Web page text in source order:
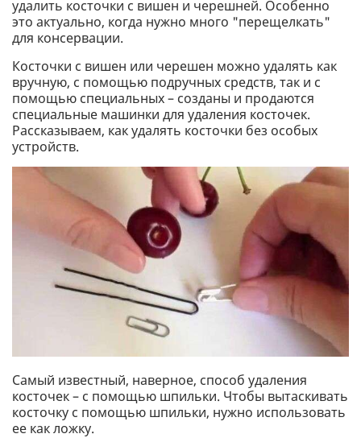
удалить косточки с вишен и черешней. Особенно
это актуально, когда нужно много "перещелкать"
для консервации.
Косточки с вишен или черешен можно удалять как
вручную, с помощью подручных средств, так и с
помощью специальных – созданы и продаются
специальные машинки для удаления косточек.
Рассказываем, как удалять косточки без особых
устройств.
Самый известный, наверное, способ удаления
косточек – с помощью шпильки. Чтобы вытаскивать
косточку с помощью шпильки, нужно использовать
ее как ложку.